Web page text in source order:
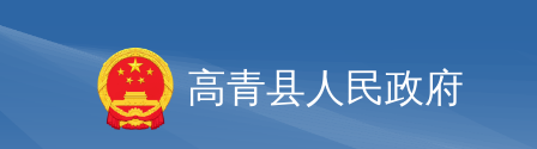
高青县人民政府